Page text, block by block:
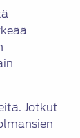
Jotkut